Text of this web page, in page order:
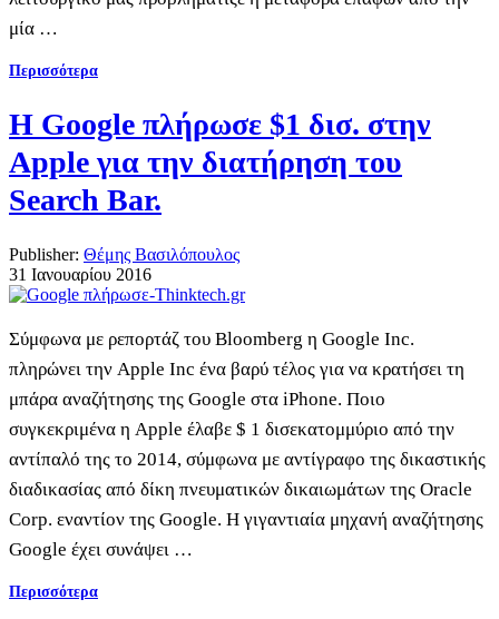
μία …
Περισσότερα
Η Google πλήρωσε $1 δισ. στην
Apple για την διατήρηση του
Search Bar.
Publisher: Θέμης Βασιλόπουλος
31 Ιανουαρίου 2016
Σύμφωνα με ρεπορτάζ του Bloomberg η Google Inc.
πληρώνει την Apple Inc ένα βαρύ τέλος για να κρατήσει τη
μπάρα αναζήτησης της Google στα iPhone. Ποιο
συγκεκριμένα η Apple έλαβε $ 1 δισεκατομμύριο από την
αντίπαλό της το 2014, σύμφωνα με αντίγραφο της δικαστικής
διαδικασίας από δίκη πνευματικών δικαιωμάτων της Oracle
Corp. εναντίον της Google. Η γιγαντιαία μηχανή αναζήτησης
Google έχει συνάψει …
Περισσότερα